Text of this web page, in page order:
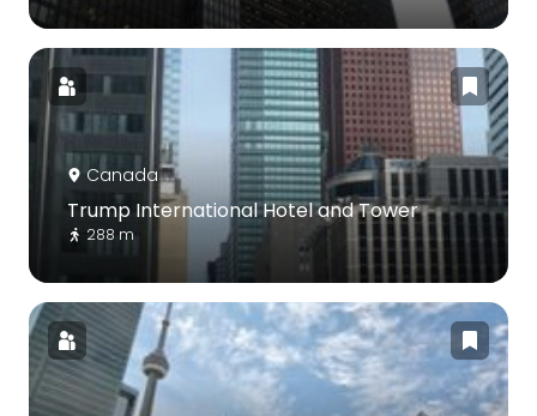
Canada
Trump International Hotel and Tower
288 m